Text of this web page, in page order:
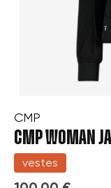
CMP
CMP WOMAN
vestes